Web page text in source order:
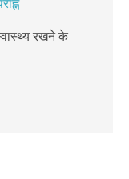
रखने के